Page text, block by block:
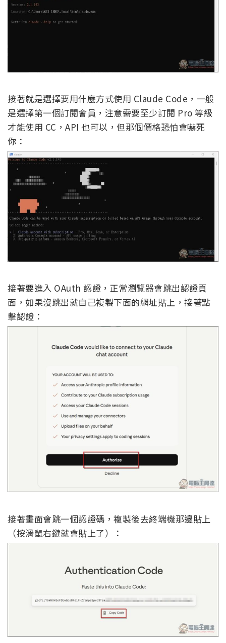
接著就是選擇要用什麼方式使用 Claude Code，一般
是選擇第一個訂閱會員，注意需要至少訂閱 Pro 等級
才能使用 CC，API 也可以，但那個價格恐怕會嚇死
你：
接著要進入 OAuth 認證，正常瀏覽器會跳出認證頁
面，如果沒跳出就自己複製下面的網址貼上，接著點
擊認證：
接著畫面會跳一個認證碼，複製後去終端機那邊貼上
（按滑鼠右鍵就會貼上了）：